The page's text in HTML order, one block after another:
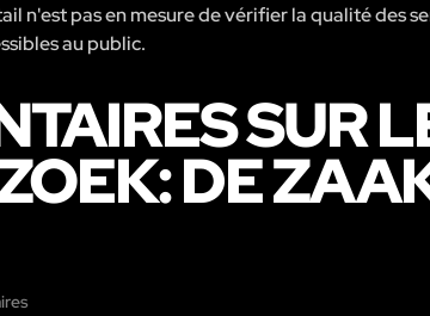
n'est pas en mesure de vérifier la qualité des
au public.
SUR
DE